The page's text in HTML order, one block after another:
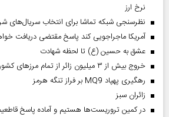
نرخ ارز
نظرسنجی شبکه تماشا برای انتخاب سریال‌های
آمریکا ماجراجویی کند پاسخ مقتضی دریافت
عشق به حسین (ع) تا لحظه شهادت
خروج بیش از ۳ میلیون زائر از تمام مرز‌های کشور
رهگیری پهپاد MQ9 بر فراز تنگه هرمز
‌زائران سبز
در کمین تروریست‌ها هستیم و آماده پاسخ